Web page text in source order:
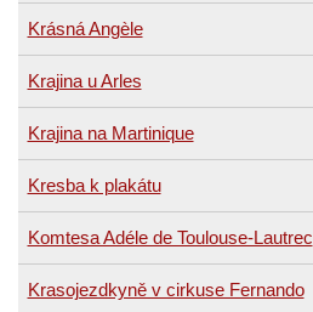
Krásná Angèle
Krajina u Arles
Krajina na Martinique
Kresba k plakátu
Komtesa Adéle de Toulouse-Lautrec
Krasojezdkyně v cirkuse Fernando